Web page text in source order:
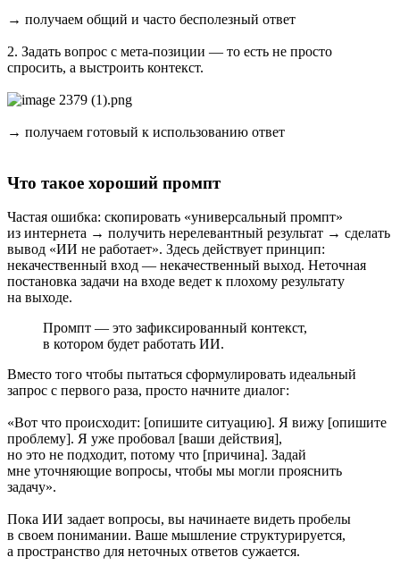
→ получаем общий и часто бесполезный ответ
2. Задать вопрос с мета-позиции — то есть не просто
спросить, а выстроить контекст.
→ получаем готовый к использованию ответ
Что такое хороший промпт
Частая ошибка: скопировать «универсальный промпт»
из интернета → получить нерелевантный результат → сделать
вывод «ИИ не работает». Здесь действует принцип:
некачественный вход — некачественный выход. Неточная
постановка задачи на входе ведет к плохому результату
на выходе.
Промпт — это зафиксированный контекст,
в котором будет работать ИИ.
Вместо того чтобы пытаться сформулировать идеальный
запрос с первого раза, просто начните диалог:
«Вот что происходит: [опишите ситуацию]. Я вижу [опишите
проблему]. Я уже пробовал [ваши действия],
но это не подходит, потому что [причина]. Задай
мне уточняющие вопросы, чтобы мы могли прояснить
задачу».
Пока ИИ задает вопросы, вы начинаете видеть пробелы
в своем понимании. Ваше мышление структурируется,
а пространство для неточных ответов сужается.